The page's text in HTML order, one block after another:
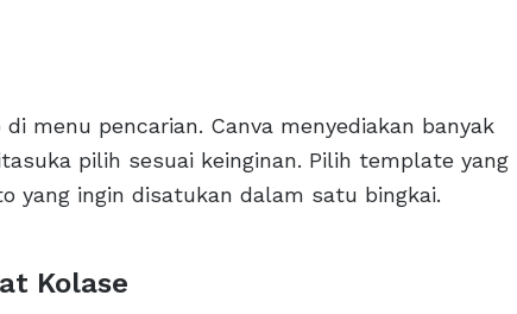
menu pencarian. Canva menyediakan banyak
pilih sesuai keinginan. Pilih template yang
yang ingin disatukan dalam satu bingkai.
Kolase